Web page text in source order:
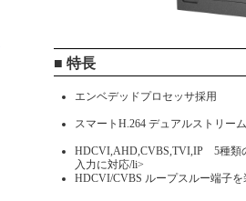
■ 特長
エンベデッドプロセッサ採用
スマートH.264 デュアルストリー
HDCVI,AHD,CVBS,TVI,IP 5種類
入力に対応/li>
HDCVI/CVBS ループスルー端子を